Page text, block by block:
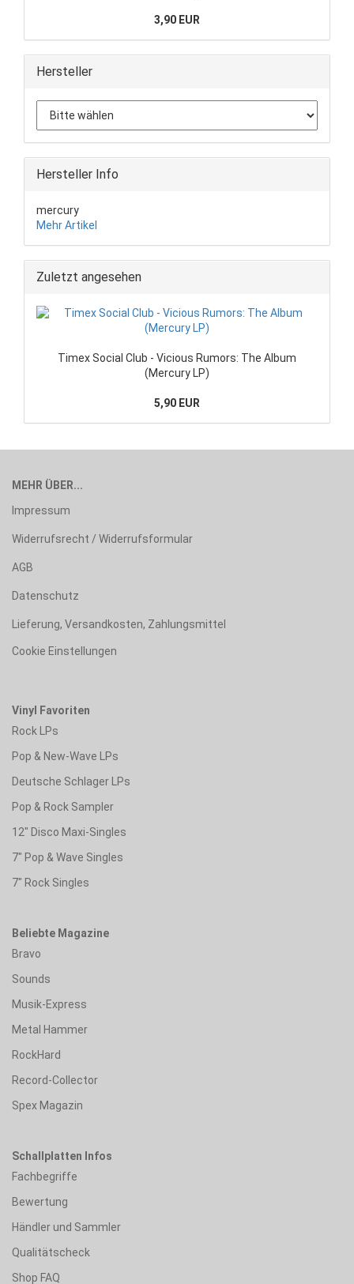
3,90 EUR
Hersteller
Hersteller Info
mercury
Mehr Artikel
Zuletzt angesehen
Timex Social Club - Vicious Rumors: The Album
(Mercury LP)
5,90 EUR
MEHR ÜBER...
Impressum
Widerrufsrecht / Widerrufsformular
AGB
Datenschutz
Lieferung, Versandkosten, Zahlungsmittel
Cookie Einstellungen
Vinyl Favoriten
Rock LPs
Pop & New-Wave LPs
Deutsche Schlager LPs
Pop & Rock Sampler
12" Disco Maxi-Singles
7" Pop & Wave Singles
7" Rock Singles
Beliebte Magazine
Bravo
Sounds
Musik-Express
Metal Hammer
RockHard
Record-Collector
Spex Magazin
Schallplatten Infos
Fachbegriffe
Bewertung
Händler und Sammler
Qualitätscheck
Shop FAQ